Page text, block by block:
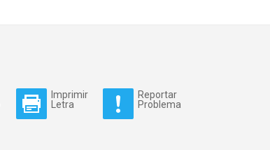
Imprimir
Letra
Reportar
Problema